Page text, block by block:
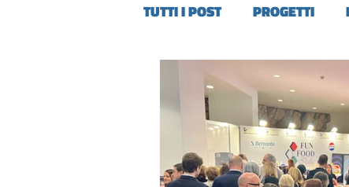
TUTTI I POST PROGETTI